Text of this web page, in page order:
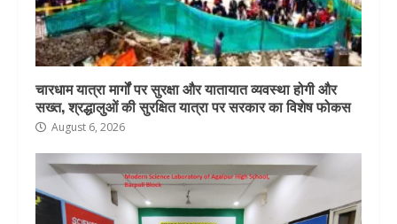
चारधाम यात्रा मार्गों पर सुरक्षा और यातायात व्यवस्था होगी और
सख्त, श्रद्धालुओं की सुरक्षित यात्रा पर सरकार का विशेष फोकस
August 6, 2026